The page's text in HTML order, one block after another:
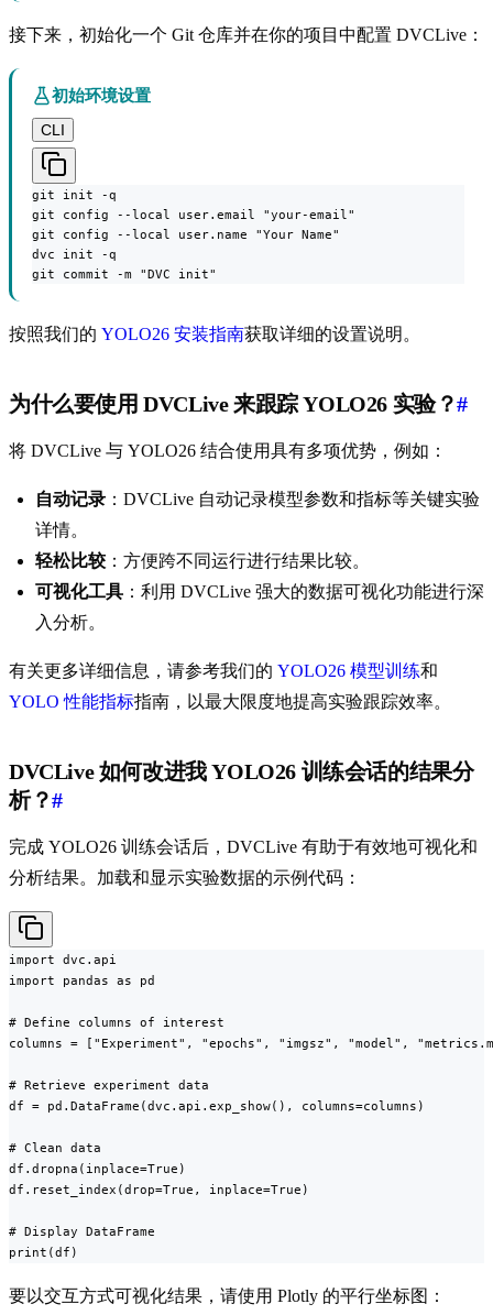
接下来，初始化一个 Git 仓库并在你的项目中配置 DVCLive：
初始环境设置
CLI
git init -q
git config --local user.email "your-email"
git config --local user.name "Your Name"
dvc init -q
git commit -m "DVC init"
按照我们的 YOLO26 安装指南获取详细的设置说明。
为什么要使用 DVCLive 来跟踪 YOLO26 实验？#
将 DVCLive 与 YOLO26 结合使用具有多项优势，例如：
自动记录 ：DVCLive 自动记录模型参数和指标等关键实验
详情。
轻松比较 ：方便跨不同运行进行结果比较。
可视化工具 ：利用 DVCLive 强大的数据可视化功能进行深
入分析。
有关更多详细信息，请参考我们的 YOLO26 模型训练和
YOLO 性能指标指南，以最大限度地提高实验跟踪效率。
DVCLive 如何改进我 YOLO26 训练会话的结果分
析？#
完成 YOLO26 训练会话后，DVCLive 有助于有效地可视化和
分析结果。加载和显示实验数据的示例代码：
import dvc.api
import pandas as pd
# Define columns of interest
columns = ["Experiment", "epochs", "imgsz", "model",
# Retrieve experiment data
df = pd.DataFrame(dvc.api.exp_show(), columns=columns)
# Clean data
df.dropna(inplace=True)
df.reset_index(drop=True, inplace=True)
# Display DataFrame
print(df)
要以交互方式可视化结果，请使用 Plotly 的平行坐标图：